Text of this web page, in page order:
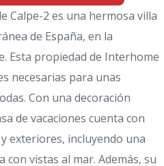
Calpe-2 es una hermosa villa
de España, en la
Esta propiedad de Interhome
necesarias para unas
Con una decoración
de vacaciones cuenta con
exteriores, incluyendo una
vistas al mar. Además, su